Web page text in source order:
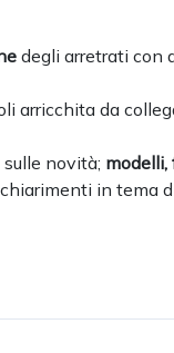
degli arretrati con
arricchita da
novità; modelli,
in tema